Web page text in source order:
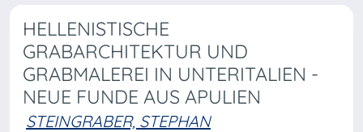
HELLENISTISCHE
GRABARCHITEKTUR UND
GRABMALEREI IN UNTERITALIEN -
NEUE FUNDE AUS APULIEN
STEINGRABER, STEPHAN